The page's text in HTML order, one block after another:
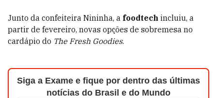
Junto da confeiteira Nininha, a foodtech incluiu, a
partir de fevereiro, novas opções de sobremesa no
cardápio do The Fresh Goodies.
Siga a Exame e fique por dentro das últimas
notícias do Brasil e do Mundo